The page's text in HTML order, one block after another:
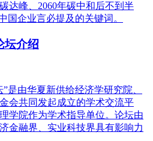
达峰、2060年碳中和后不到半
国企业言必提及的关键词。
坛介绍
是由华夏新供给经济学研究院、
会共同发起成立的学术交流平
学院作为学术指导单位。论坛由
金融界、实业科技界具有影响力